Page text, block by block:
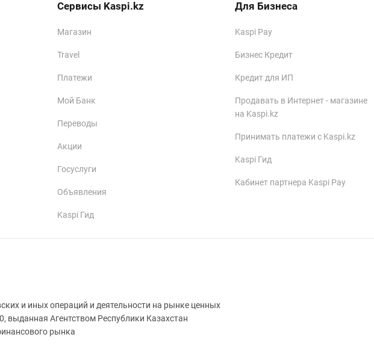
Сервисы Kaspi.kz
Магазин
Travel
Платежи
Мой Банк
Переводы
Акции
Госуслуги
Объявления
Kaspi Гид
Для Бизнеса
Kaspi Pay
Бизнес Кредит
Кредит для ИП
Продавать в Интернет - магазине
на Kaspi.kz
Принимать платежи с Kaspi.kz
Kaspi Гид
Кабинет партнера Kaspi Pay
и иных операций и деятельности на рынке ценных
выданная Агентством Республики Казахстан